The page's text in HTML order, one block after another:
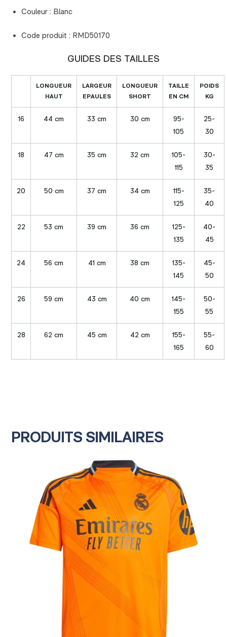
Couleur : Blanc
Code produit : RMD50170
GUIDES DES TAILLES
LONGUEUR
HAUT
LARGEUR
EPAULES
LONGUEUR
SHORT
TAILLE
EN CM
POIDS
KG
16 44 cm 33 cm 30 cm
95-
105
25-
30
18 47 cm 35 cm 32 cm
105-
115
30-
35
20 50 cm 37 cm 34 cm
115-
125
35-
40
22 53 cm 39 cm 36 cm
125-
135
40-
45
24 56 cm 41 cm 38 cm
135-
145
45-
50
26 59 cm 43 cm 40 cm
145-
155
50-
55
28 62 cm 45 cm 42 cm
155-
165
55-
60
PRODUITS SIMILAIRES